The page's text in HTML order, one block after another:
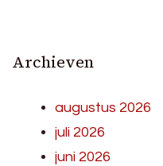
Archieven
augustus 2026
juli 2026
juni 2026